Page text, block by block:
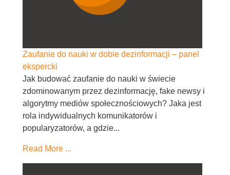
Zaufanie do nauki w dobie dezinformacji – panel
ekspercki
Jak budować zaufanie do nauki w świecie
zdominowanym przez dezinformację, fake newsy i
algorytmy mediów społecznościowych? Jaka jest
rola indywidualnych komunikatorów i
popularyzatorów, a gdzie...
Read More ...